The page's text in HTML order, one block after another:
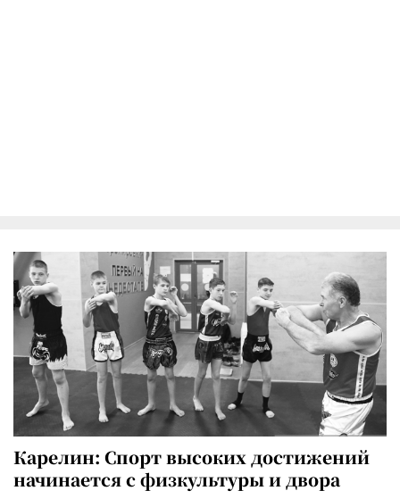
Карелин: Спорт высоких достижений
начинается с физкультуры и двора